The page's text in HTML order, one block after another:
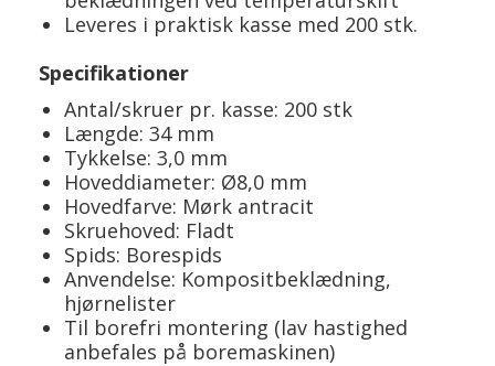
Leveres i praktisk kasse med 200 stk.
Specifikationer
Antal/skruer pr. kasse: 200 stk
Længde: 34 mm
Tykkelse: 3,0 mm
Hoveddiameter: Ø8,0 mm
Hovedfarve: Mørk antracit
Skruehoved: Fladt
Spids: Borespids
Anvendelse: Kompositbeklædning,
hjørnelister
Til borefri montering (lav hastighed
anbefales på boremaskinen)